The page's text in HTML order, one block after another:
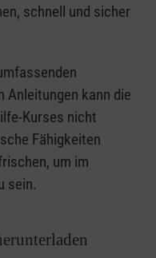
schnell und sicher
kann die
Kurses nicht
Fähigkeiten
um im
sein.